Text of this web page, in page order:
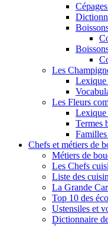
Les
Lexique
Les Fleurs
Lexique
Termes
Chefs et métiers de
Métiers de
Les Chefs
Liste des
La Grande
Top 10 des
Ustensiles et
Dictionnaire